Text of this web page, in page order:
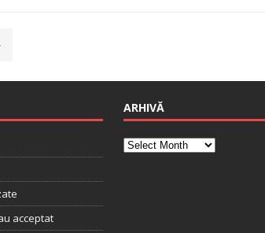
acceptat
ARHIVĂ